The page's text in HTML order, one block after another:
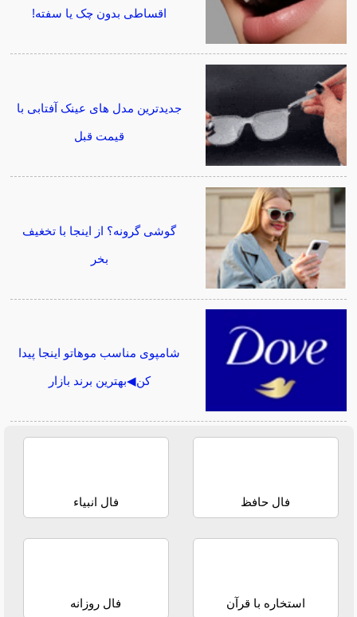
اقساطی بدون چک یا سفته!
جدیدترین مدل های عینک آفتابی با
قیمت قبل
گوشی گرونه؟ از اینجا با تخغیف
بخر
شامپوی مناسب موهاتو اینجا پیدا
کن◀بهترین برند بازار
فال حافظ فال انبیاء
استخاره با قرآن فال روزانه